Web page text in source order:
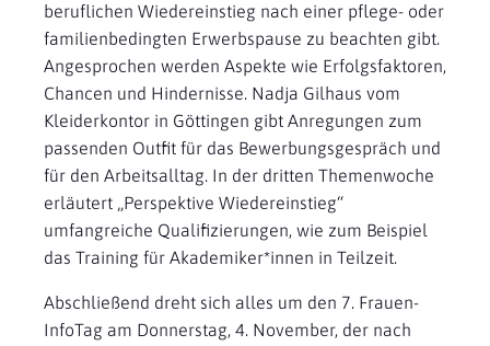
beruflichen Wiedereinstieg nach einer pflege- oder
familienbedingten Erwerbspause zu beachten gibt.
Angesprochen werden Aspekte wie Erfolgsfaktoren,
Chancen und Hindernisse. Nadja Gilhaus vom
Kleiderkontor in Göttingen gibt Anregungen zum
passenden Outfit für das Bewerbungsgespräch und
für den Arbeitsalltag. In der dritten Themenwoche
erläutert „Perspektive Wiedereinstieg“
umfangreiche Qualifizierungen, wie zum Beispiel
das Training für Akademiker*innen in Teilzeit.
Abschließend dreht sich alles um den 7. Frauen-
InfoTag am Donnerstag, 4. November, der nach